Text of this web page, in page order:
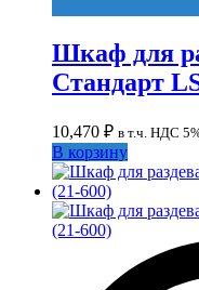
Шкаф для
Стандарт
10,470 ₽ в т.ч. НДС
В корзину